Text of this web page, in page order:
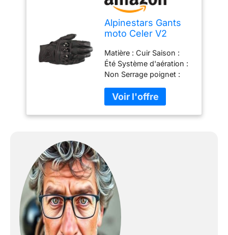
Alpinestars Gants
moto Celer V2
Noir/Noir, L
Matière : Cuir Saison :
Été Système d'aération :
Non Serrage poignet :
Oui